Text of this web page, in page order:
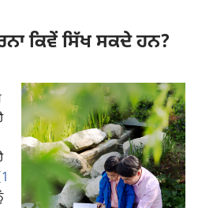
ਕਿਵੇਂ ਸਿੱਖ ਸਕਦੇ ਹਨ?
1